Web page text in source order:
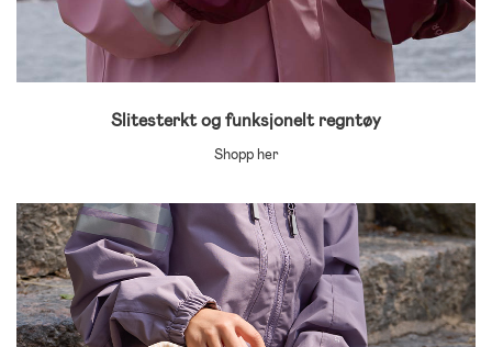
Slitesterkt og funksjonelt regntøy
Shopp her